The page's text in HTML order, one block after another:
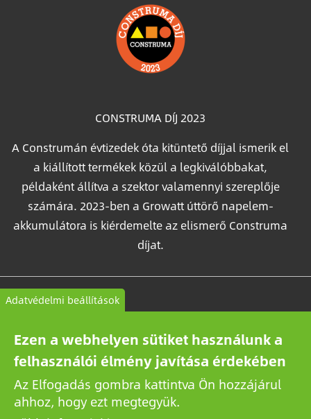
CONSTRUMA DÍJ 2023
A Construmán évtizedek óta kitüntető díjjal ismerik el
a kiállított termékek közül a legkiválóbbakat,
példaként állítva a szektor valamennyi szereplője
számára. 2023-ben a Growatt úttörő napelem-
akkumulátora is kiérdemelte az elismerő Construma
díjat.
Kapcsolat
Adatkezelési tájékoztató
Adatvédelmi beállítások
Ezen a webhelyen sütiket használunk a
felhasználói élmény javítása érdekében
Az Elfogadás gombra kattintva Ön hozzájárul
ahhoz, hogy ezt megtegyük.